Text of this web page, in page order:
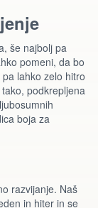
še najbolj pa
pomeni, da bo
lahko zelo hitro
podkrepljena
boja za
razvijanje. Naš
in hiter in se